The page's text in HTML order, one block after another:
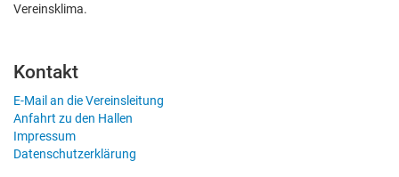
Vereinsklima.
Kontakt
E-Mail an die Vereinsleitung
Anfahrt zu den Hallen
Impressum
Datenschutzerklärung